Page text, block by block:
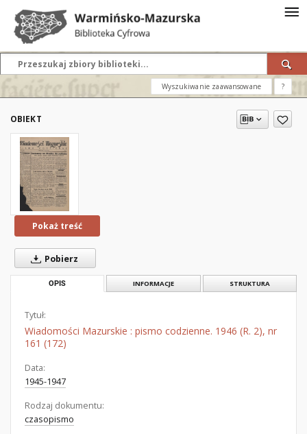
Wyszukiwanie zaawansowane ?
OBIEKT
Pokaż treść
Pobierz
OPIS INFORMACJE STRUKTURA
Tytuł:
Wiadomości Mazurskie : pismo codzienne. 1946 (R. 2), nr
161 (172)
Data:
1945-1947
Rodzaj dokumentu:
czasopismo